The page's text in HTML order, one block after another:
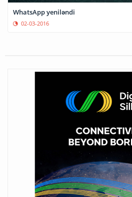
WhatsApp yeniləndi
02-03-2016